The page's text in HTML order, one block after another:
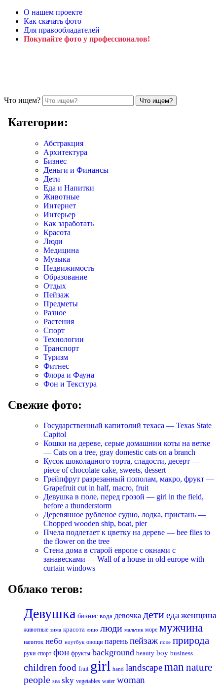
О нашем проекте
Как скачать фото
Для правообладателей
Покупайте фото у профессионалов!
Что ищем?
Категории:
Абстракция
Архитектура
Бизнес
Деньги и Финансы
Дети
Еда и Напитки
Животные
Интернет
Интерьер
Как заработать
Красота
Люди
Медицина
Музыка
Недвижимость
Образование
Отдых
Пейзаж
Предметы
Разное
Растения
Спорт
Технологии
Транспорт
Туризм
Фитнес
Флора и Фауна
Фон и Текстура
Свежие фото:
Государственный капитолий техаса — Texas State
Capitol
Кошки на дереве, серые домашнии коты на ветке
— Cats on a tree, gray domestic cats on a branch
Кусок шоколадного торта, сладости, десерт —
piece of chocolate cake, sweets, dessert
Грейпфрут разрезанный пополам, макро, фрукт —
Grapefruit cut in half, macro, fruit
Девушка в поле, перед грозой — girl in the field,
before a thunderstorm
Деревянное рубленое судно, лодка, пристань —
Chopped wooden ship, boat, pier
Пчела подлетает к цветку на дереве — bee flies to
the flower on the tree
Стена дома в старой европе с окнами с
занавесками — Wall of a house in old europe with
curtain windows
Облако тегов:
Девушка бизнес вода девочка детиеда женщина
животные зима красота лицо люди мальчик море мужчина
напиток небо ноутбук овощи парень пейзаж поле природа
руки спорт фон фрукты background beauty boy business
childrenfood fruit girl hand landscapeman nature
people sea sky vegetables water woman